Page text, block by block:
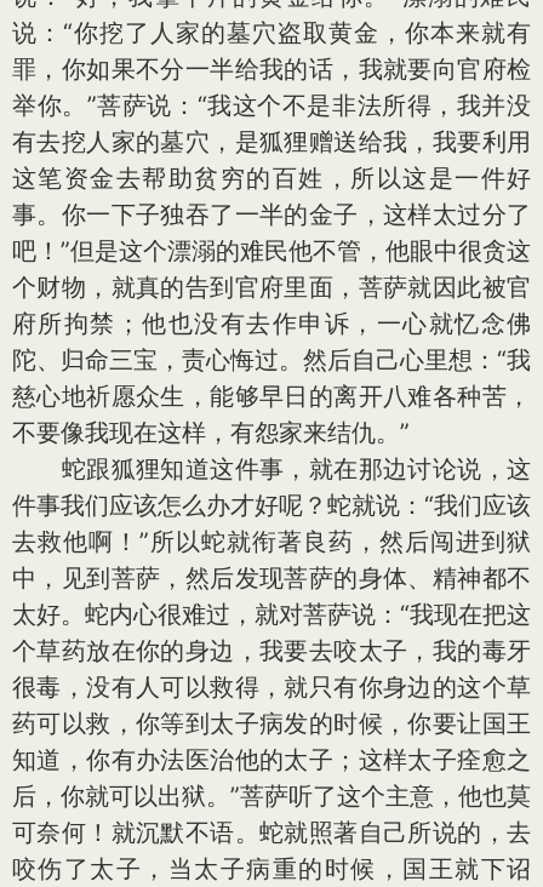
说：“你挖了人家的墓穴盗取黄金，你本来就有
罪，你如果不分一半给我的话，我就要向官府检
举你。”菩萨说：“我这个不是非法所得，我并没
有去挖人家的墓穴，是狐狸赠送给我，我要利用
这笔资金去帮助贫穷的百姓，所以这是一件好
事。你一下子独吞了一半的金子，这样太过分了
吧！”但是这个漂溺的难民他不管，他眼中很贪这
个财物，就真的告到官府里面，菩萨就因此被官
府所拘禁；他也没有去作申诉，一心就忆念佛
陀、归命三宝，责心悔过。然后自己心里想：“我
慈心地祈愿众生，能够早日的离开八难各种苦，
不要像我现在这样，有怨家来结仇。”
蛇跟狐狸知道这件事，就在那边讨论说，这
件事我们应该怎么办才好呢？蛇就说：“我们应该
去救他啊！”所以蛇就衔著良药，然后闯进到狱
中，见到菩萨，然后发现菩萨的身体、精神都不
太好。蛇内心很难过，就对菩萨说：“我现在把这
个草药放在你的身边，我要去咬太子，我的毒牙
很毒，没有人可以救得，就只有你身边的这个草
药可以救，你等到太子病发的时候，你要让国王
知道，你有办法医治他的太子；这样太子痊愈之
后，你就可以出狱。”菩萨听了这个主意，他也莫
可奈何！就沉默不语。蛇就照著自己所说的，去
咬伤了太子，当太子病重的时候，国王就下诏